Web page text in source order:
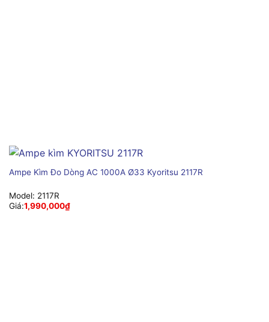
Ampe Kìm Đo Dòng AC 1000A Ø33 Kyoritsu 2117R
Model: 2117R
Giá:1,990,000₫